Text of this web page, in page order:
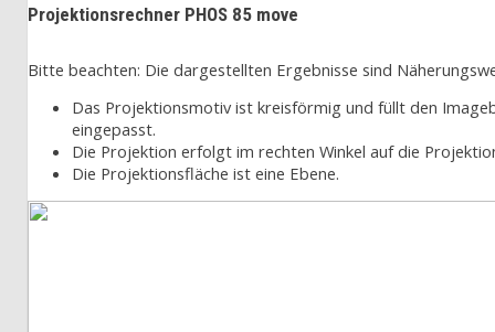
Projektionsrechner PHOS 85 move
Bitte beachten: Die dargestellten Ergebnisse sind
Das Projektionsmotiv ist kreisförmig und füllt den
eingepasst.
Die Projektion erfolgt im rechten Winkel auf die
Die Projektionsfläche ist eine Ebene.